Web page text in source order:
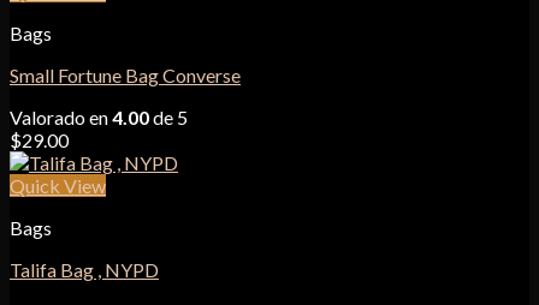
Bags
Small Fortune Bag Converse
Valorado en4.00de 5
$29.00
Quick View
Bags
Talifa Bag , NYPD